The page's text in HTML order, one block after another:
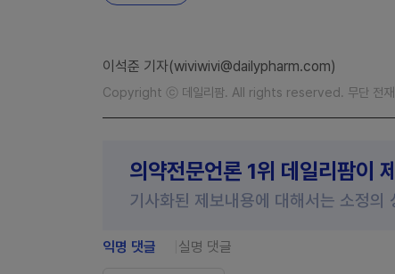
이석준 기자(wiviwivi@dailypharm.com)
Copyright ⓒ 데일리팜. All rights reserved. 무단 전재
의약전문언론 1위 데일리팜이
기사화된 제보내용에 대해서는 소정의
익명 댓글 실명 댓글